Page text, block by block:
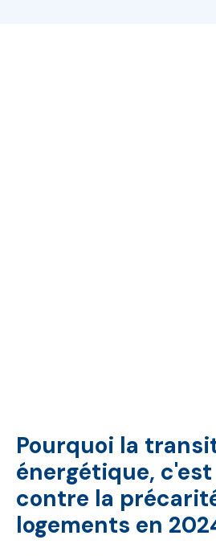
Pourquoi la
énergétique, c'est
contre la
logements en